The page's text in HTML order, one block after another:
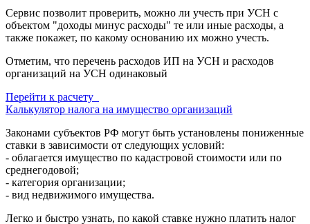
Сервис позволит проверить, можно ли учесть при УСН с
объектом "доходы минус расходы" те или иные расходы, а
также покажет, по какому основанию их можно учесть.
Отметим, что перечень расходов ИП на УСН и расходов
организаций на УСН одинаковый
Перейти к расчету
Калькулятор налога на имущество организаций
Законами субъектов РФ могут быть установлены пониженные
ставки в зависимости от следующих условий:
- облагается имущество по кадастровой стоимости или по
среднегодовой;
- категория организации;
- вид недвижимого имущества.
Легко и быстро узнать, по какой ставке нужно платить налог